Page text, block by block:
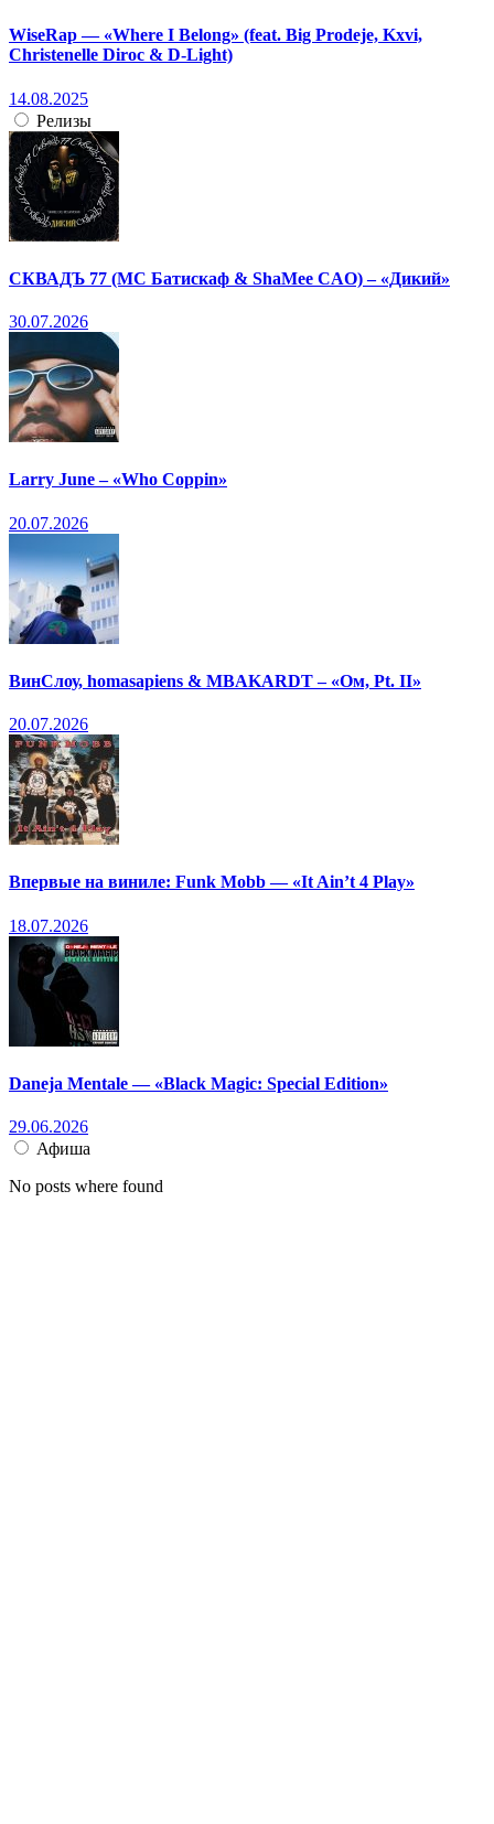
WiseRap — «Where I Belong» (feat. Big Prodeje, Kxvi,
Christenelle Diroc & D-Light)
14.08.2025
Релизы
СКВАДЪ 77 (МС Батискаф & ShaMee CAO) – «Дикий»
30.07.2026
Larry June – «Who Coppin»
20.07.2026
ВинСлоу, homasapiens & MBAKARDT – «Ом, Pt. II»
20.07.2026
Впервые на виниле: Funk Mobb — «It Ain’t 4 Play»
18.07.2026
Daneja Mentale — «Black Magic: Special Edition»
29.06.2026
Афиша
No posts where found